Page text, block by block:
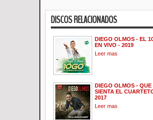
DISCOS RELACIONADOS
DIEGO OLMOS - EL
EN VIVO - 2019
Leer mas
DIEGO OLMOS - QUE
SIENTA EL
2017
Leer mas